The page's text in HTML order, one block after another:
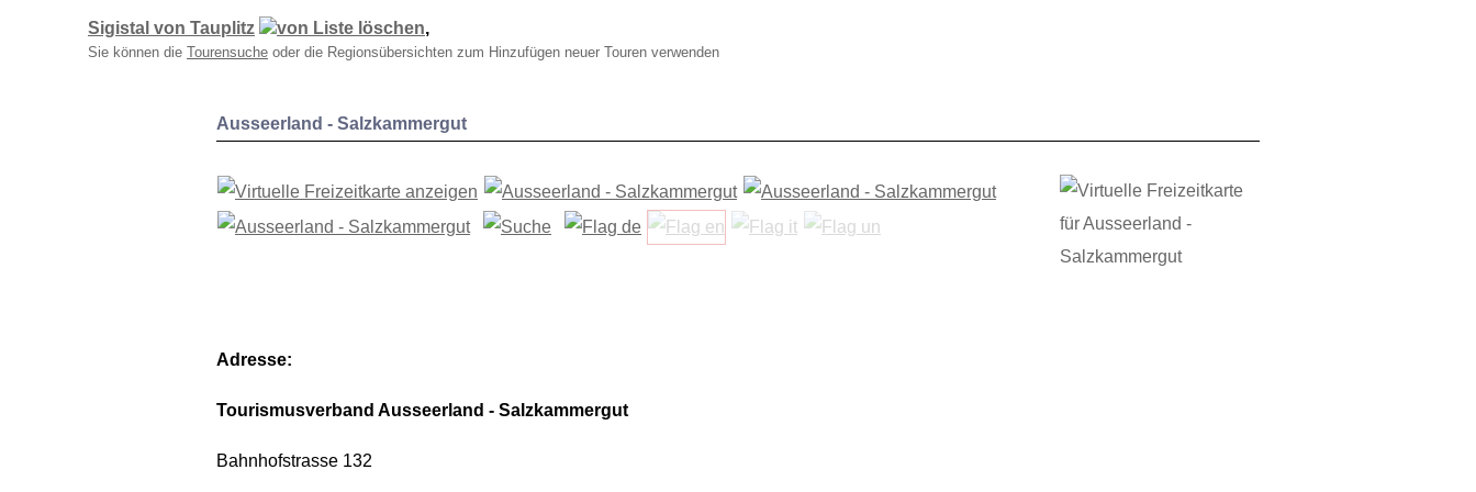
Sigistal von Tauplitz ,
Sie können die Tourensuche oder die Regionsübersichten zum Hinzufügen neuer Touren verwenden
Ausseerland - Salzkammergut
Adresse:
Tourismusverband Ausseerland - Salzkammergut
Bahnhofstrasse 132